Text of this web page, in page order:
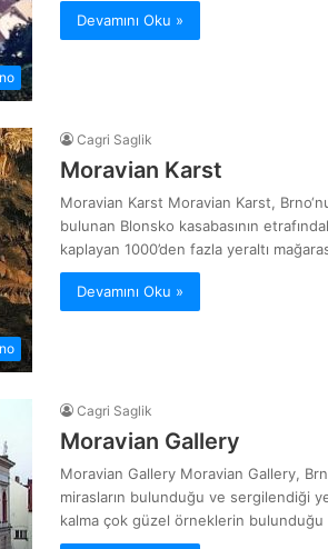
Devamını Oku »
Cagri Saglik
Moravian Karst
Moravian Karst Moravian Karst,
bulunan Blonsko kasabasının
kaplayan 1000’den fazla yeraltı
Devamını Oku »
Cagri Saglik
Moravian Gallery
Moravian Gallery Moravian Gallery,
mirasların bulunduğu ve sergilendiği
kalma çok güzel örneklerin